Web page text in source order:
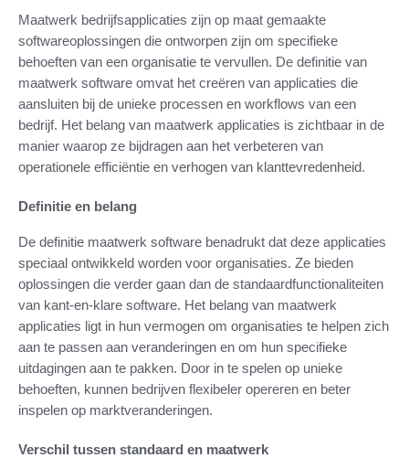
Maatwerk bedrijfsapplicaties zijn op maat gemaakte
softwareoplossingen die ontworpen zijn om specifieke
behoeften van een organisatie te vervullen. De definitie van
maatwerk software omvat het creëren van applicaties die
aansluiten bij de unieke processen en workflows van een
bedrijf. Het belang van maatwerk applicaties is zichtbaar in de
manier waarop ze bijdragen aan het verbeteren van
operationele efficiëntie en verhogen van klanttevredenheid.
Definitie en belang
De definitie maatwerk software benadrukt dat deze applicaties
speciaal ontwikkeld worden voor organisaties. Ze bieden
oplossingen die verder gaan dan de standaardfunctionaliteiten
van kant-en-klare software. Het belang van maatwerk
applicaties ligt in hun vermogen om organisaties te helpen zich
aan te passen aan veranderingen en om hun specifieke
uitdagingen aan te pakken. Door in te spelen op unieke
behoeften, kunnen bedrijven flexibeler opereren en beter
inspelen op marktveranderingen.
Verschil tussen standaard en maatwerk